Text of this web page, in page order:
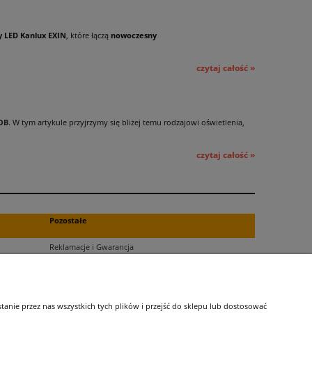
Kanlux EXIN , które łączą nowoczesny
czytaj całość »
. W tym artykule przyjrzymy się bliżej temu rodzajowi oświetlenia,
czytaj całość »
Pozostałe
Reklamacje i Gwarancja
przez nas wszystkich tych plików i przejść do sklepu lub dostosować